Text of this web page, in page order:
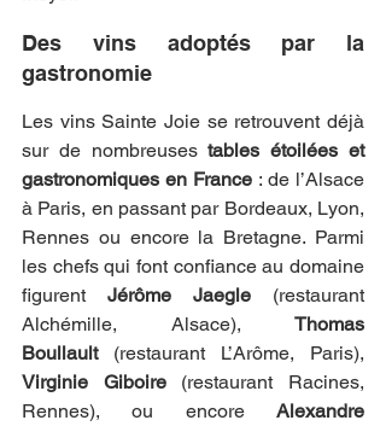
Des vins adoptés par la
gastronomie
Les vins Sainte Joie se retrouvent déjà
sur de nombreuses tables étoilées et
gastronomiques en France : de l’Alsace
à Paris, en passant par Bordeaux, Lyon,
Rennes ou encore la Bretagne. Parmi
les chefs qui font confiance au domaine
figurent Jérôme Jaegle (restaurant
Alchémille, Alsace), Thomas
Boullault
Virginie Giboire (restaurant Racines,
Rennes), ou encore Alexandre